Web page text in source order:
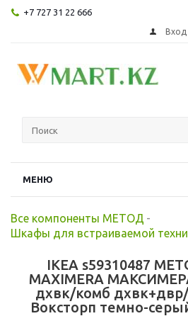
+7 727 31 22 666
Вход
МЕНЮ
Все компоненты МЕТОД -
Шкафы для встраиваемой
IKEA s59310487
MAXIMERA
дхвк/комб
Воксторп темно-